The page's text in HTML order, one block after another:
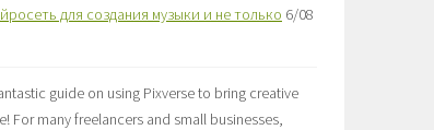
для создания музыки и не только 6/08
guide on using Pixverse to bring creative
For many freelancers and small businesses,